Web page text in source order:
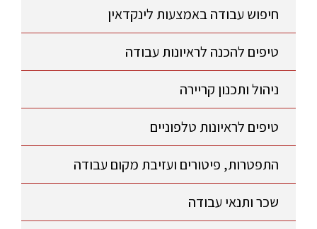
חיפוש עבודה באמצעות לינקדאין
טיפים להכנה לראיונות עבודה
ניהול ותכנון קריירה
טיפים לראיונות טלפוניים
התפטרות, פיטורים ועזיבת מקום עבודה
שכר ותנאי עבודה